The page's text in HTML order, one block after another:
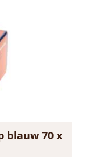
blauw 70 x